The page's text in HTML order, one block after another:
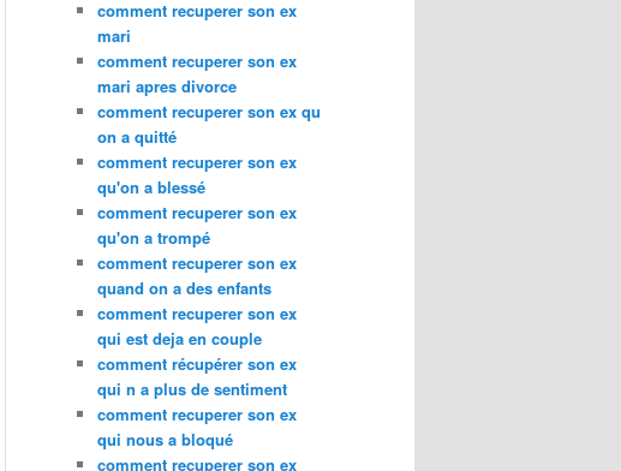
comment recuperer son ex
mari
comment recuperer son ex
mari apres divorce
comment recuperer son ex qu
on a quitté
comment recuperer son ex
qu'on a blessé
comment recuperer son ex
qu'on a trompé
comment recuperer son ex
quand on a des enfants
comment recuperer son ex
qui est deja en couple
comment récupérer son ex
qui n a plus de sentiment
comment recuperer son ex
qui nous a bloqué
comment recuperer son ex